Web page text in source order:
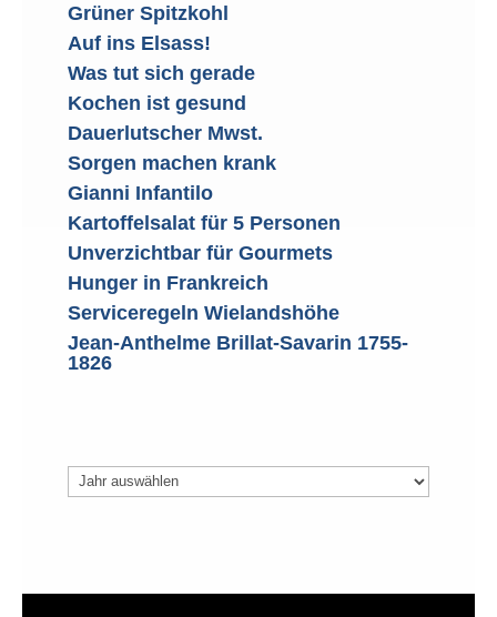
Grüner Spitzkohl
Auf ins Elsass!
Was tut sich gerade
Kochen ist gesund
Dauerlutscher Mwst.
Sorgen machen krank
Gianni Infantilo
Kartoffelsalat für 5 Personen
Unverzichtbar für Gourmets
Hunger in Frankreich
Serviceregeln Wielandshöhe
Jean-Anthelme Brillat-Savarin 1755-
1826
Archiv